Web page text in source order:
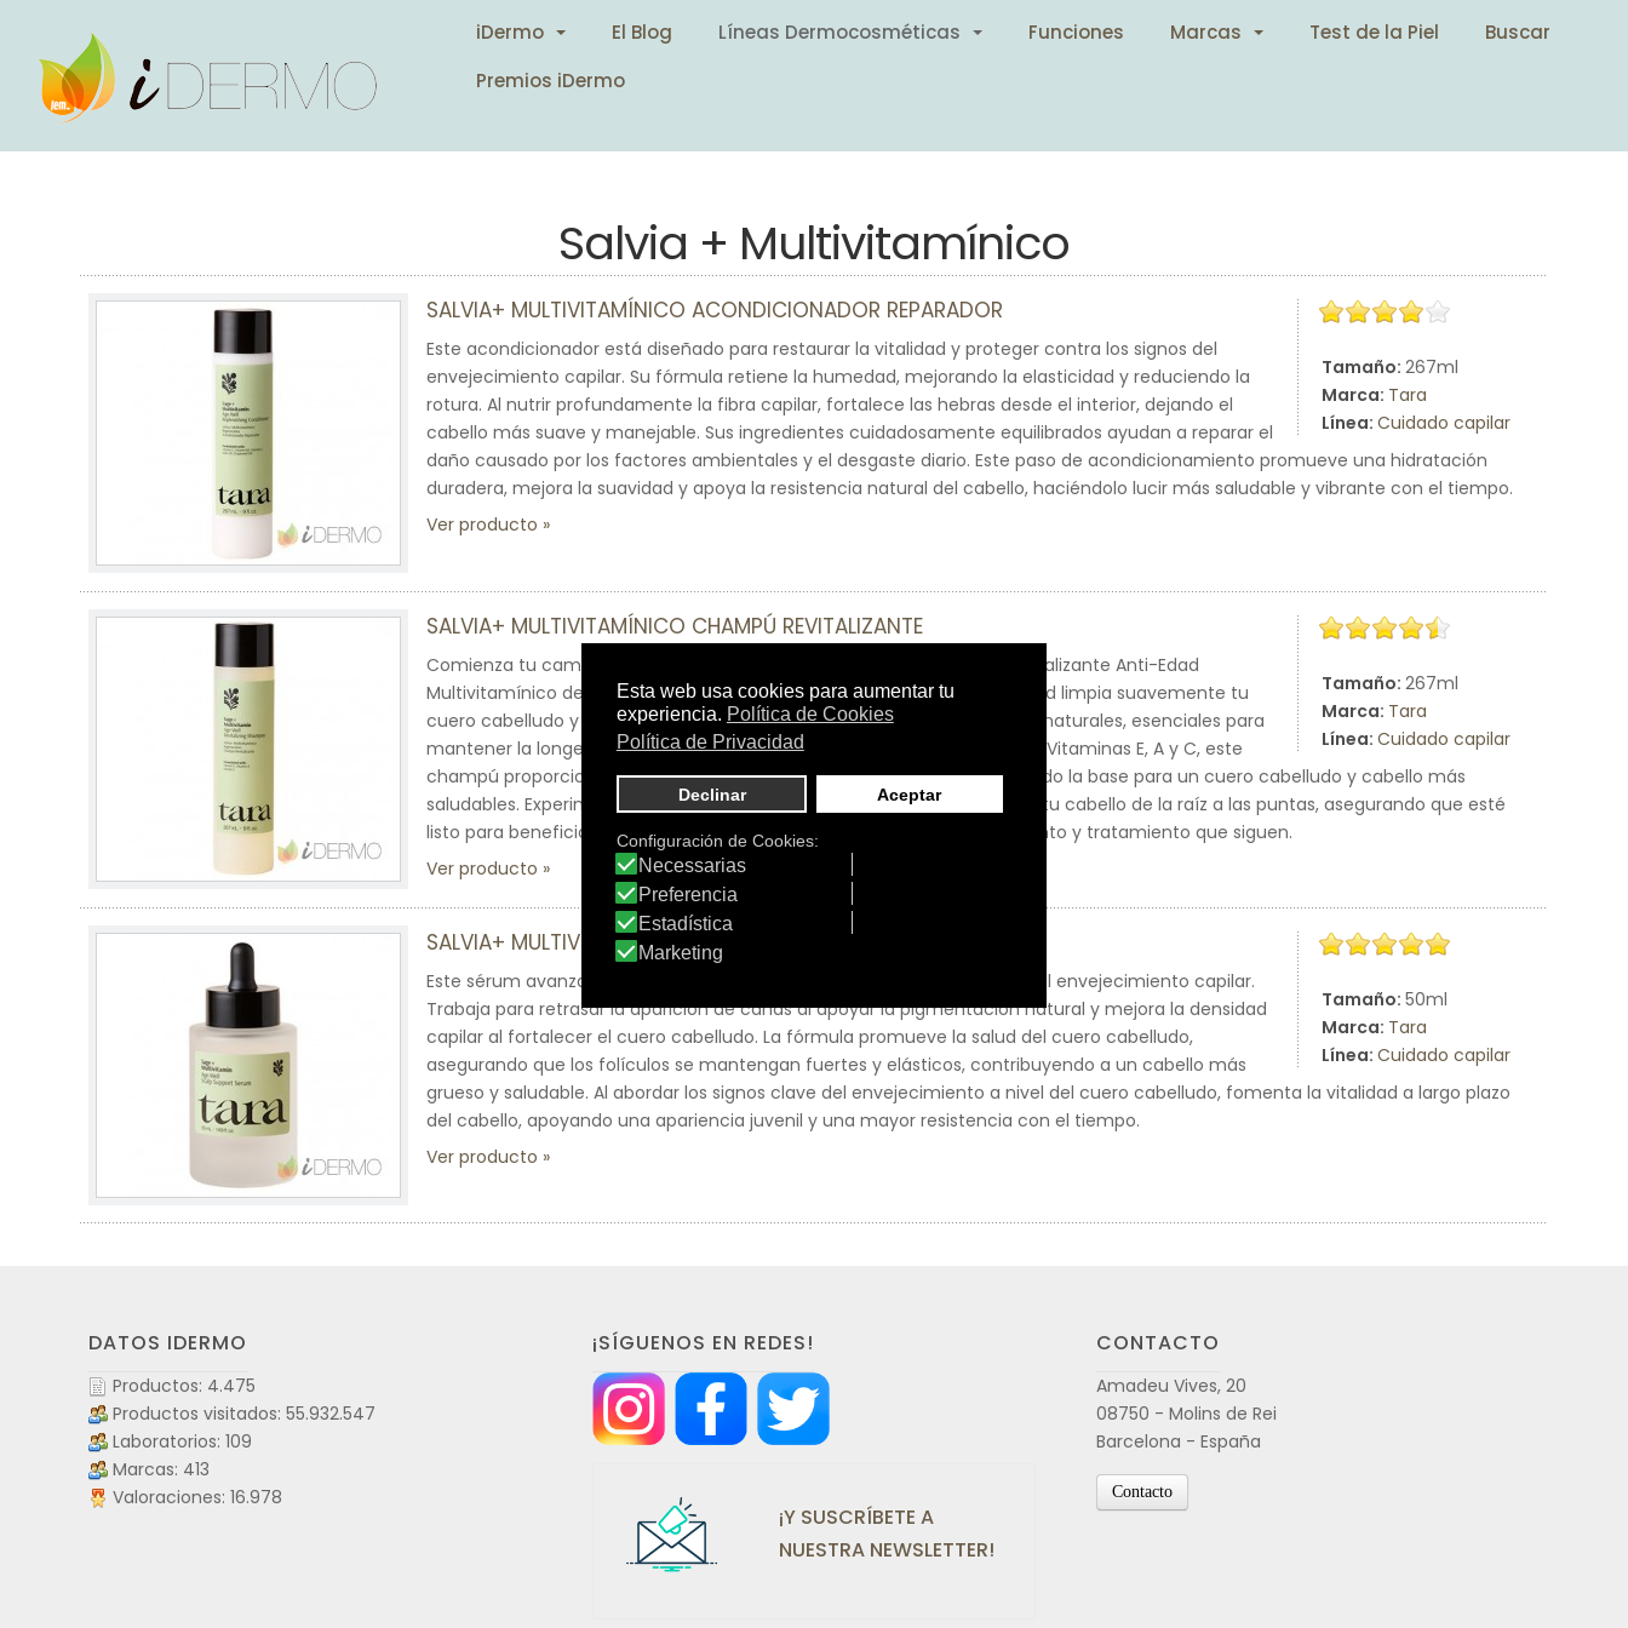
iDermo El Blog Líneas Dermocosméticas Funciones Marcas Test de la Piel
Buscar
Premios iDermo
Salvia + Multivitamínico
Tamaño: 267ml
Marca: Tara
Línea: Cuidado capilar
SALVIA+ MULTIVITAMÍNICO ACONDICIONADOR REPARADOR
Este acondicionador está diseñado para restaurar la vitalidad y proteger contra los signos del
envejecimiento capilar. Su fórmula retiene la humedad, mejorando la elasticidad y reduciendo la
rotura. Al nutrir profundamente la fibra capilar, fortalece las hebras desde el interior, dejando el
cabello más suave y manejable. Sus ingredientes cuidadosamente equilibrados ayudan a reparar el
daño causado por los factores ambientales y el desgaste diario. Este paso de acondicionamiento promueve una hidratación
duradera, mejora la suavidad y apoya la resistencia natural del cabello, haciéndolo lucir más saludable y vibrante con el tiempo.
Ver producto
Tamaño: 267ml
Marca: Tara
Línea: Cuidado capilar
SALVIA+ MULTIVITAMÍNICO CHAMPÚ REVITALIZANTE
Comienza tu camino hacia un cabello juvenil con nuestro Champú Revitalizante Anti-Edad
Multivitamínico de Salvia+. Este primer paso en nuestro sistema Anti-Edad limpia suavemente tu
cuero cabelludo y cabello, eliminando impurezas sin eliminar los aceites naturales, esenciales para
mantener la longevidad del cabello. Enriquecido con extracto de salvia y Vitaminas E, A y C, este
champú proporciona protección antioxidante e hidratación, estableciendo la base para un cuero cabelludo y cabello más
saludables. Experimenta una limpieza suave pero efectiva que revitaliza tu cabello de la raíz a las puntas, asegurando que esté
listo para beneficiarte completamente de los pasos de acondicionamiento y tratamiento que siguen.
Ver producto
Tamaño: 50ml
Marca: Tara
Línea: Cuidado capilar
SALVIA+ MULTIVITAMÍNICO SÉRUM PARA CUERO CABELLUDO
Este sérum avanzado para el cuero cabelludo aborda múltiples signos del envejecimiento capilar.
Trabaja para retrasar la aparición de canas al apoyar la pigmentación natural y mejora la densidad
capilar al fortalecer el cuero cabelludo. La fórmula promueve la salud del cuero cabelludo,
asegurando que los folículos se mantengan fuertes y elásticos, contribuyendo a un cabello más
grueso y saludable. Al abordar los signos clave del envejecimiento a nivel del cuero cabelludo, fomenta la vitalidad a largo plazo
del cabello, apoyando una apariencia juvenil y una mayor resistencia con el tiempo.
Ver producto
DATOS IDERMO
Productos: 4.475
Productos visitados: 55.932.547
Laboratorios: 109
Marcas: 413
Valoraciones: 16.978
¡SÍGUENOS EN REDES!
¡Y SUSCRÍBETE A
NUESTRA NEWSLETTER!
CONTACTO
Amadeu Vives, 20
08750 - Molins de Rei
Barcelona - España
Contacto